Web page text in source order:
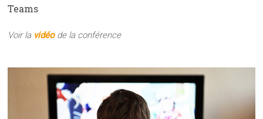
Teams
Voir la vidéode la conférence